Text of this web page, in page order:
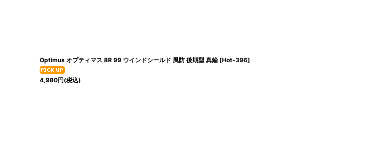
Optimus オプティマス 8R 99 ウインドシールド 風防 後期型 真鍮 [Hot-396]
4,980円(税込)